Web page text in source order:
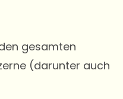
gesamten
(darunter auch